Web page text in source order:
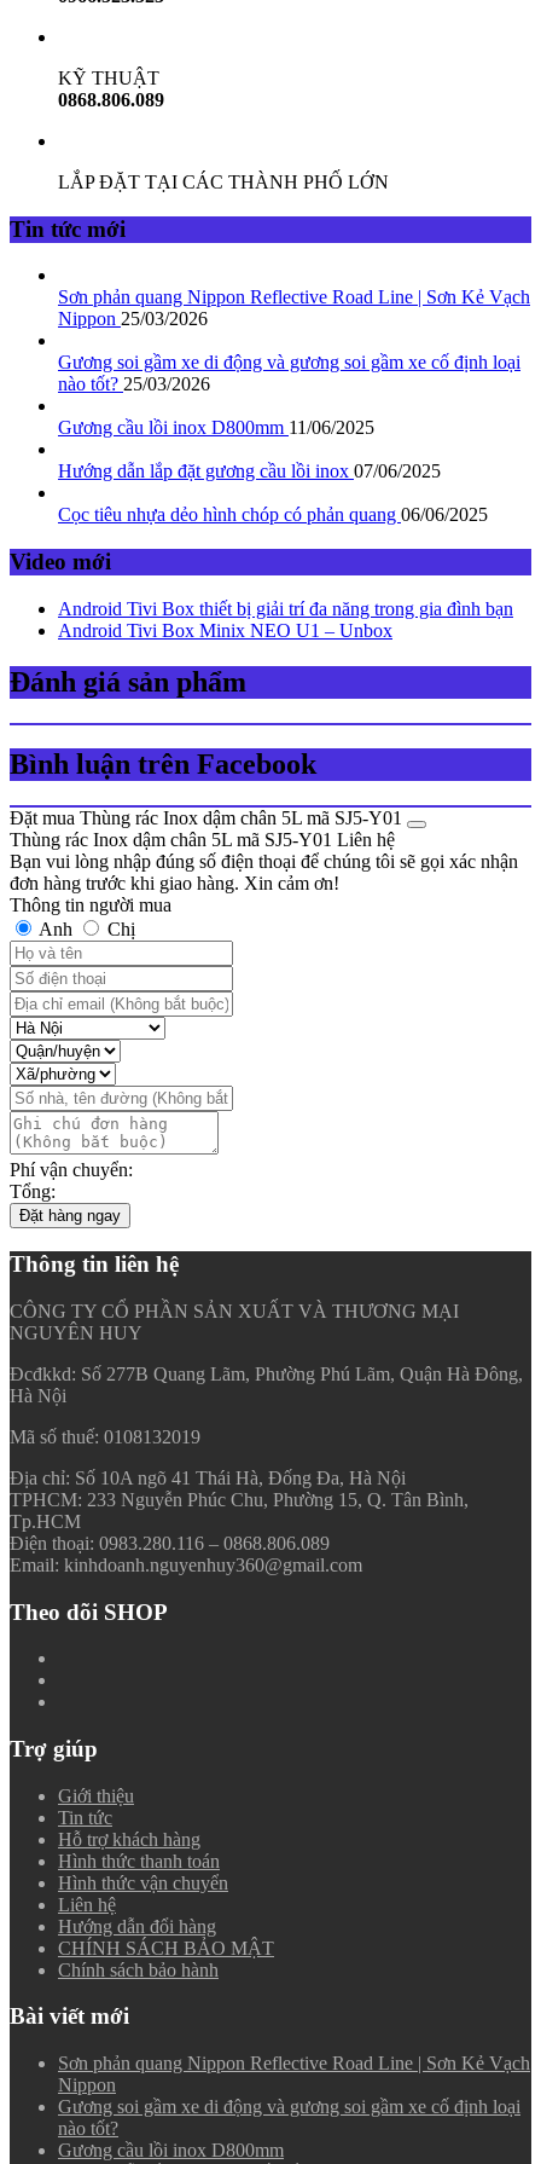
KỸ THUẬT
0868.806.089
LẮP ĐẶT TẠI CÁC THÀNH PHỐ LỚN
Tin tức mới
Sơn phản quang Nippon Reflective Road Line | Sơn Kẻ Vạch
Nippon 25/03/2026
Gương soi gầm xe di động và gương soi gầm xe cố định loại
nào tốt? 25/03/2026
Gương cầu lồi inox D800mm 11/06/2025
Hướng dẫn lắp đặt gương cầu lồi inox 07/06/2025
Cọc tiêu nhựa dẻo hình chóp có phản quang 06/06/2025
Video mới
Android Tivi Box thiết bị giải trí đa năng trong gia đình bạn
Android Tivi Box Minix NEO U1 – Unbox
Đánh giá sản phẩm
Bình luận trên Facebook
Đặt mua Thùng rác Inox dậm chân 5L mã SJ5-Y01
Thùng rác Inox dậm chân 5L mã SJ5-Y01 Liên hệ
Bạn vui lòng nhập đúng số điện thoại để chúng tôi sẽ gọi xác nhận
đơn hàng trước khi giao hàng. Xin cảm ơn!
Thông tin người mua
Anh
Chị
Phí vận chuyển:
Tổng:
Đặt hàng ngay
Thông tin liên hệ
CÔNG TY CỔ PHẦN SẢN XUẤT VÀ THƯƠNG MẠI
NGUYÊN HUY
Đcđkkd: Số 277B Quang Lãm, Phường Phú Lãm, Quận Hà Đông,
Hà Nội
Mã số thuế: 0108132019
Địa chỉ: Số 10A ngõ 41 Thái Hà, Đống Đa, Hà Nội
TPHCM: 233 Nguyễn Phúc Chu, Phường 15, Q. Tân Bình,
Tp.HCM
Điện thoại: 0983.280.116 – 0868.806.089
Email: kinhdoanh.nguyenhuy360@gmail.com
Theo dõi SHOP
Trợ giúp
Giới thiệu
Tin tức
Hỗ trợ khách hàng
Hình thức thanh toán
Hình thức vận chuyển
Liên hệ
Hướng dẫn đổi hàng
CHÍNH SÁCH BẢO MẬT
Chính sách bảo hành
Bài viết mới
Sơn phản quang Nippon Reflective Road Line | Sơn Kẻ Vạch
Nippon
Gương soi gầm xe di động và gương soi gầm xe cố định loại
nào tốt?
Gương cầu lồi inox D800mm